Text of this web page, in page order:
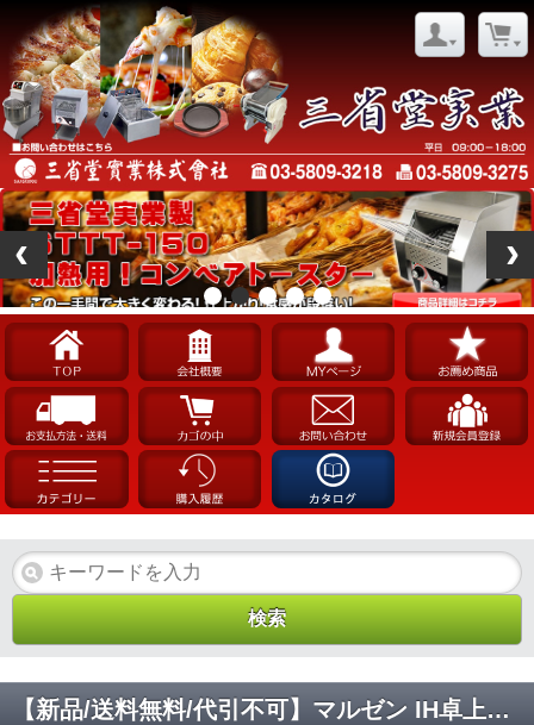
【新品/送料無料/代引不可】マルゼン IH卓上型餃子焼器 縦2口仕様 MIZ-T4 三相200V W325*D750*H250(mm)